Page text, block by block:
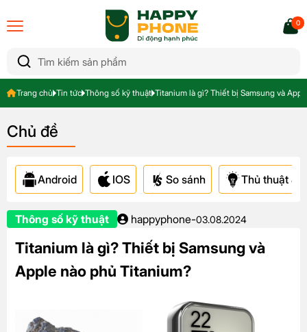
0
Trang chủ Tin tức Thông số kỹ thuật Titanium là gì? Thiết bị Samsung và
Chủ đề
Android IOS So sánh Thủ thuật &
Thông số kỹ thuật happyphone-03.08.2024
Titanium là gì? Thiết bị Samsung và
Apple nào phủ Titanium?